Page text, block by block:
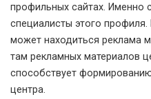
профильных сайтах.
специалисты этого
может находиться реклама
там рекламных материалов
способствует
центра.